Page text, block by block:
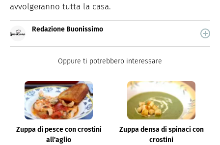
avvolgeranno tutta la casa.
Redazione Buonissimo
quale trovi idee veloci, facili e spiegate passo passo.
Oppure ti potrebbero interessare
Zuppa di pesce con crostini
all'aglio
Zuppa densa di spinaci con
crostini